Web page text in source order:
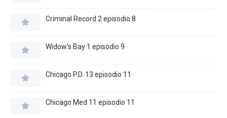
Criminal Record 2 episodio 8
Widow’s Bay 1 episodio 9
Chicago P.D. 13 episodio 11
Chicago Med 11 episodio 11